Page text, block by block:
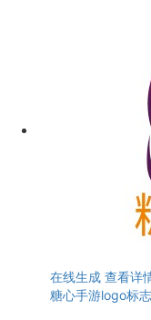
在线生成 查看详
糖心手游logo标